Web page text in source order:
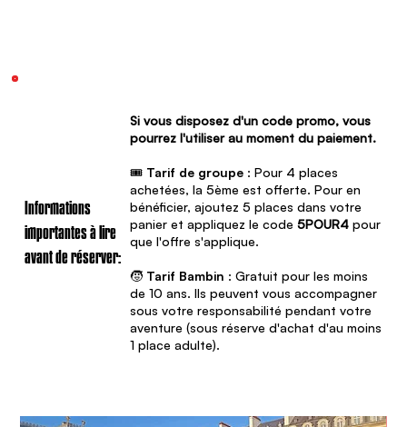
Informations
importantes à lire
avant de réserver:
Si vous disposez d'un code promo, vous
pourrez l'utiliser au moment du paiement.
🎟️ Tarif de groupe : Pour 4 places
achetées, la 5ème est offerte. Pour en
bénéficier, ajoutez 5 places dans votre
panier et appliquez le code5POUR4 pour
que l'offre s'applique.
🧒 Tarif Bambin : Gratuit pour les moins
de 10 ans. Ils peuvent vous accompagner
sous votre responsabilité pendant votre
aventure (sous réserve d'achat d'au moins
1 place adulte).